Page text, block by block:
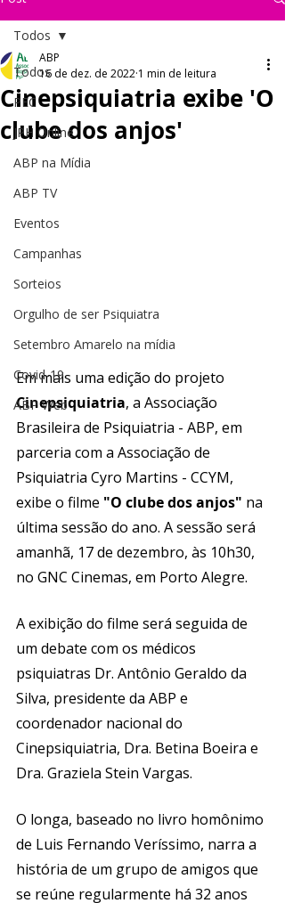
Todos
PEC
JPH Online
ABP na Mídia
ABP TV
Eventos
Campanhas
Sorteios
Orgulho de ser Psiquiatra
Setembro Amarelo na mídia
Covid-19
ABP Web
Todos
Cinepsiquiatria exibe 'O
clube dos anjos'
ABP
16 de dez. de 2022 1 min de leitura
Em mais uma edição do projeto
Cinepsiquiatria, a Associação
Brasileira de Psiquiatria - ABP, em
parceria com a Associação de
Psiquiatria Cyro Martins - CCYM,
exibe o filme "O clube dos anjos" na
última sessão do ano. A sessão será
amanhã, 17 de dezembro, às 10h30,
no GNC Cinemas, em Porto Alegre.
A exibição do filme será seguida de
um debate com os médicos
psiquiatras Dr. Antônio Geraldo da
Silva, presidente da ABP e
coordenador nacional do
Cinepsiquiatria, Dra. Betina Boeira e
Dra. Graziela Stein Vargas.
O longa, baseado no livro homônimo
de Luis Fernando Veríssimo, narra a
história de um grupo de amigos que
se reúne regularmente há 32 anos